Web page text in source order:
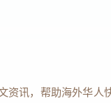
资讯，帮助海外华人